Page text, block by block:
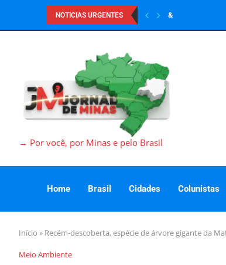
NOTICIAS URGENTES &
→ Por você, por Minas e pelo Brasil
Home Brasil Cidades Colunistas
Início » Recém-descoberta, espécie de árvore gigante da
Meio Ambiente